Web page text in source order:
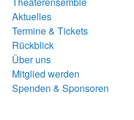
Aktuelles
Termine & Tickets
Rückblick
Über uns
Mitglied werden
Spenden & Sponsoren